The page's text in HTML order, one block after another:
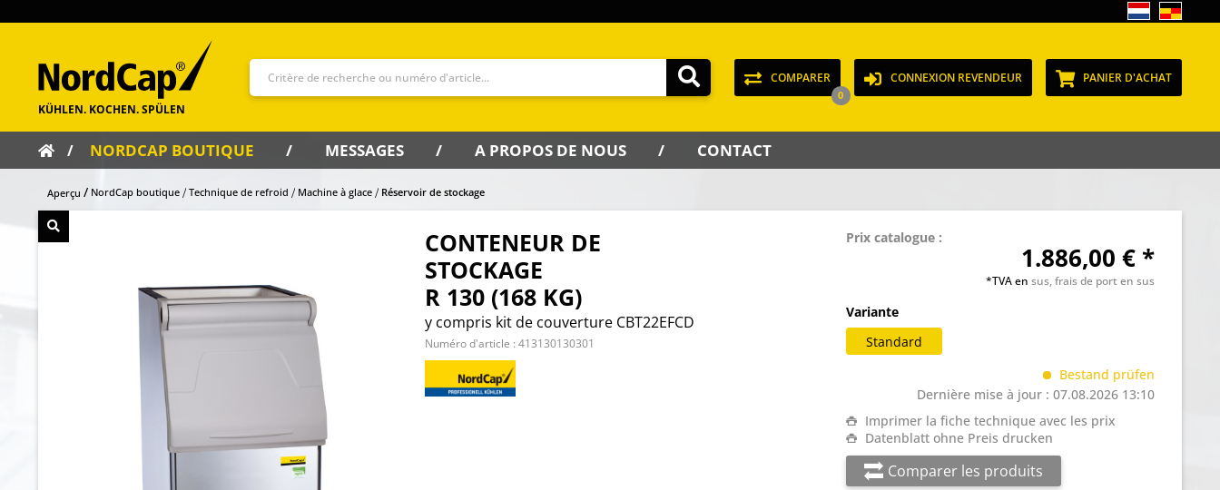
COMPARER
0
CONNEXION REVENDEUR PANIER D'ACHAT
NORDCAP BOUTIQUE MESSAGES A PROPOS DE NOUS CONTACT
Aperçu NordCap boutique Technique de refroid Machine à glace Réservoir de stockage
CONTENEUR DE
STOCKAGE
R 130 (168 KG)
y compris kit de couverture CBT22EFCD
Numéro d'article : 413130130301
Prix catalogue :
1.886,00 € *
*TVA en sus, frais de port en sus
Variante
Standard
Bestand prüfen
Dernière mise à jour : 07.08.2026 13:10
Imprimer la fiche technique avec les prix
Datenblatt ohne Preis drucken
Comparer les produits